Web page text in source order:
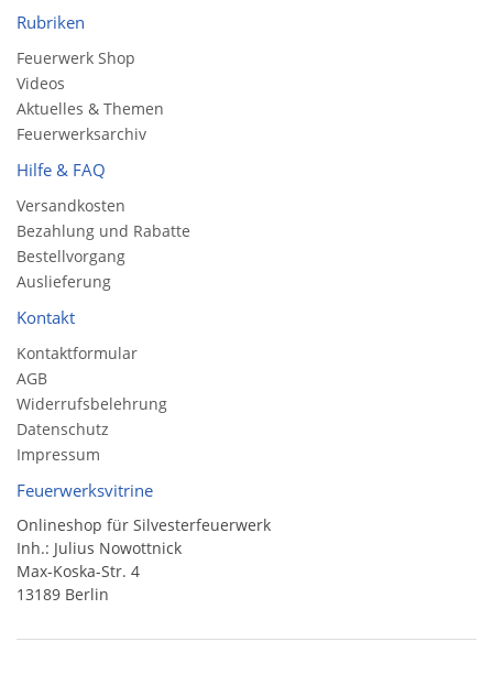
Rubriken
Feuerwerk Shop
Videos
Aktuelles & Themen
Feuerwerksarchiv
Hilfe & FAQ
Versandkosten
Bezahlung und Rabatte
Bestellvorgang
Auslieferung
Kontakt
Kontaktformular
AGB
Widerrufsbelehrung
Datenschutz
Impressum
Feuerwerksvitrine
Onlineshop für Silvesterfeuerwerk
Inh.: Julius Nowottnick
Max-Koska-Str. 4
13189 Berlin